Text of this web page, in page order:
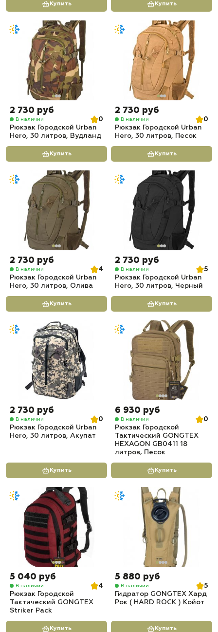
Купить Купить
2 730 руб
В наличии
0
Рюкзак Городской Urban
Hero, 30 литров, Вудланд
Купить
2 730 руб
В наличии
0
Рюкзак Городской Urban
Hero, 30 литров, Песок
Купить
2 730 руб
В наличии
4
Рюкзак Городской Urban
Hero, 30 литров, Олива
Купить
2 730 руб
В наличии
5
Рюкзак Городской Urban
Hero, 30 литров, Черный
Купить
2 730 руб
В наличии
0
Рюкзак Городской Urban
Hero, 30 литров, Акупат
Купить
6 930 руб
В наличии
0
Рюкзак Городской
Тактический GONGTEX
HEXAGON GB0411 18
литров, Песок
Купить
5 040 руб
В наличии
4
Рюкзак Городской
Тактический GONGTEX
Striker Pack
Купить
5 880 руб
В наличии
5
Гидратор GONGTEX Хард
Рок ( HARD ROCK ) Койот
Купить